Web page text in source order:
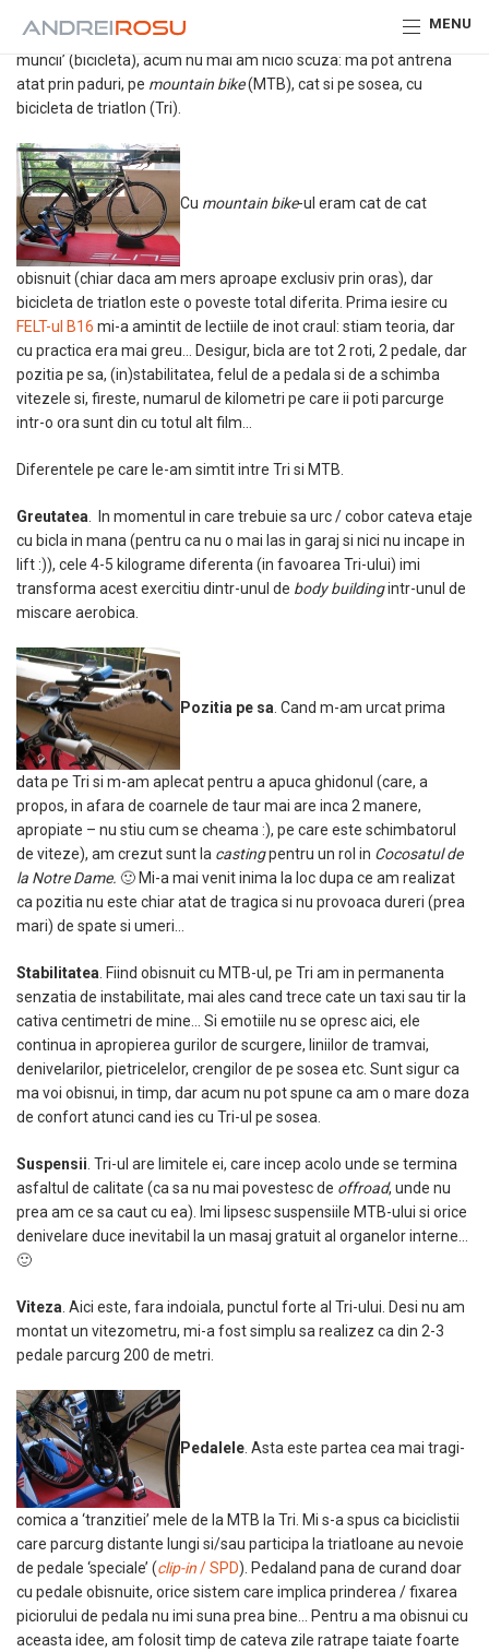
MENU
meu de a participa la triatloane ii lipsea unul dintre ‘obiectele
muncii’ (bicicleta), acum nu mai am nicio scuza: ma pot antrena
atat prin paduri, pe mountain bike(MTB), cat si pe sosea, cu
bicicleta de triatlon (Tri).
Cu mountain bike-ul eram cat de cat
obisnuit (chiar daca am mers aproape exclusiv prin oras), dar
bicicleta de triatlon este o poveste total diferita. Prima iesire cu
FELT-ul B16 mi-a amintit de lectiile de inot craul: stiam teoria, dar
cu practica era mai greu… Desigur, bicla are tot 2 roti, 2 pedale, dar
pozitia pe sa, (in)stabilitatea, felul de a pedala si de a schimba
vitezele si, fireste, numarul de kilometri pe care ii poti parcurge
intr-o ora sunt din cu totul alt film…
Diferentele pe care le-am simtit intre Tri si MTB.
Greutatea . In momentul in care trebuie sa urc / cobor cateva etaje
cu bicla in mana (pentru ca nu o mai las in garaj si nici nu incape in
lift :)), cele 4-5 kilograme diferenta (in favoarea Tri-ului) imi
transforma acest exercitiu dintr-unul de body buildingintr-unul de
miscare aerobica.
Pozitia pe sa . Cand m-am urcat prima
data pe Tri si m-am aplecat pentru a apuca ghidonul (care, a
propos, in afara de coarnele de taur mai are inca 2 manere,
apropiate – nu stiu cum se cheama :), pe care este schimbatorul
de viteze), am crezut sunt la castingpentru un rol in Cocosatul de
la Notre Dame. 🙂 Mi-a mai venit inima la loc dupa ce am realizat
ca pozitia nu este chiar atat de tragica si nu provoaca dureri (prea
mari) de spate si umeri…
Stabilitatea . Fiind obisnuit cu MTB-ul, pe Tri am in permanenta
senzatia de instabilitate, mai ales cand trece cate un taxi sau tir la
cativa centimetri de mine… Si emotiile nu se opresc aici, ele
continua in apropierea gurilor de scurgere, liniilor de tramvai,
denivelarilor, pietricelelor, crengilor de pe sosea etc. Sunt sigur ca
ma voi obisnui, in timp, dar acum nu pot spune ca am o mare doza
de confort atunci cand ies cu Tri-ul pe sosea.
Suspensii . Tri-ul are limitele ei, care incep acolo unde se termina
asfaltul de calitate (ca sa nu mai povestesc de offroad, unde nu
prea am ce sa caut cu ea). Imi lipsesc suspensiile MTB-ului si orice
denivelare duce inevitabil la un masaj gratuit al organelor interne…
🙂
Viteza . Aici este, fara indoiala, punctul forte al Tri-ului. Desi nu am
montat un vitezometru, mi-a fost simplu sa realizez ca din 2-3
pedale parcurg 200 de metri.
Pedalele . Asta este partea cea mai tragi-
comica a ‘tranzitiei’ mele de la MTB la Tri. Mi s-a spus ca biciclistii
care parcurg distante lungi si/sau participa la triatloane au nevoie
de pedale ‘speciale’ (clip-in/ SPD). Pedaland pana de curand doar
cu pedale obisnuite, orice sistem care implica prinderea / fixarea
piciorului de pedala nu imi suna prea bine… Pentru a ma obisnui cu
aceasta idee, am folosit timp de cateva zile ratrape taiate foarte